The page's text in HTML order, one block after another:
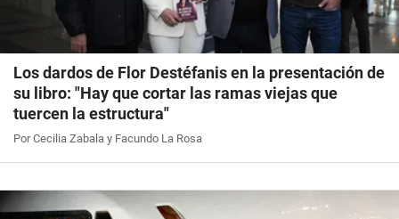
Los dardos de Flor Destéfanis en la presentación de
su libro: "Hay que cortar las ramas viejas que
tuercen la estructura"
Por Cecilia Zabala y Facundo La Rosa